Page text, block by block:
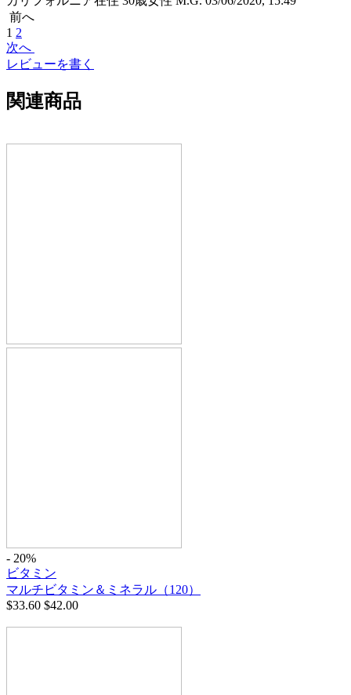
前へ
1 2
次へ
レビューを書く
関連商品
- 20%
ビタミン
マルチビタミン＆ミネラル（120）
$33.60 $42.00